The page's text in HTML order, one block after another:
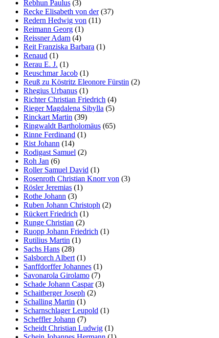
Rebhun Paulus (3)
Recke Elisabeth von der(37)
Redern Hedwig von (11)
Reimann Georg (1)
Reissner Adam (4)
Reit Franziska Barbara (1)
Renaud (1)
Rerau E. J. (1)
Reuschmar Jacob (1)
Reuß zu Köstritz Eleonore Fürstin (2)
Rhegius Urbanus (1)
Richter Christian Friedrich (4)
Rieger Magdalena Sibylla (5)
Rinckart Martin (39)
Ringwaldt Bartholomäus (65)
Rinne Ferdinand (1)
Rist Johann (14)
Rodigast Samuel (2)
Roh Jan (6)
Roller Samuel David (1)
Rosenroth Christian Knorr von (3)
Rösler Jeremias (1)
Rothe Johann (3)
Ruben Johann Christoph (2)
Rückert Friedrich (1)
Runge Christian (2)
Ruopp Johann Friedrich (1)
Rutilius Martin (1)
Sachs Hans (28)
Salsborch Albert (1)
Sanffdorffer Johannes (1)
Savonarola Girolamo (7)
Schade Johann Caspar(3)
Schaitberger Joseph (2)
Schalling Martin (1)
Scharnschlager Leupold (1)
Scheffler Johann (7)
Scheidt Christian Ludwig (1)